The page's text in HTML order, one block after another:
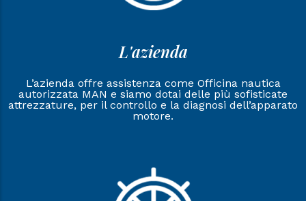
L'azienda
L’azienda offre assistenza come Officina nautica
autorizzata MAN e siamo dotai delle più sofisticate
attrezzature, per il controllo e la diagnosi dell’apparato
motore.